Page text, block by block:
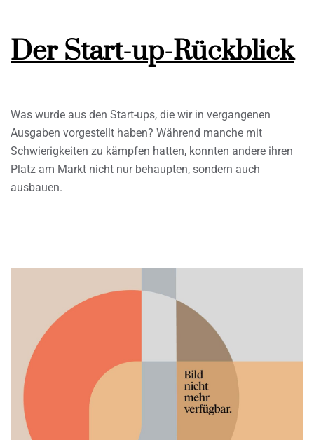
Der Start-up-Rückblick
Was wurde aus den Start-ups, die wir in vergangenen
Ausgaben vorgestellt haben? Während manche mit
Schwierigkeiten zu kämpfen hatten, konnten andere ihren
Platz am Markt nicht nur behaupten, sondern auch
ausbauen.